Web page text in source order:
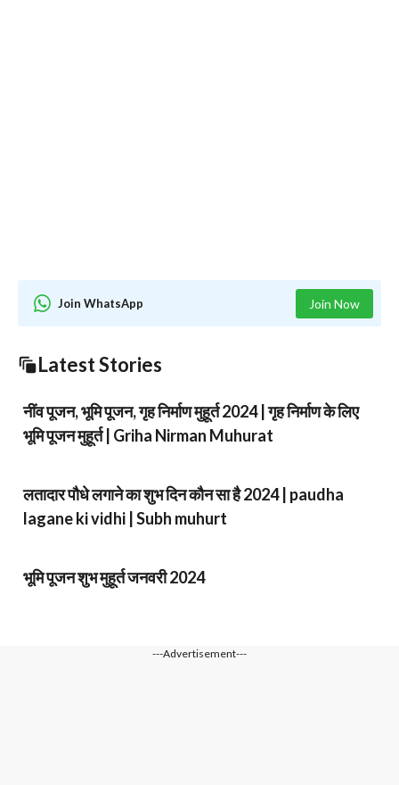
Join WhatsApp Join Now
Latest Stories
नींव पूजन, भूमि पूजन, गृह निर्माण मुहूर्त 2024 | गृह निर्माण के लिए
भूमि पूजन मुहूर्त | Griha Nirman Muhurat
लतादार पौधे लगाने का शुभ दिन कौन सा है 2024 | paudha
lagane ki vidhi | Subh muhurt
भूमि पूजन शुभ मुहूर्त जनवरी 2024
---Advertisement---